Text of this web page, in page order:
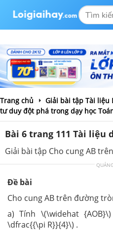
Trang chủ
Giải bài tập Tài liệu
tư duy đột phá trong dạy học
Bài 6 trang 111 Tài liệu
Giải bài tập Cho cung AB
Đề bài
Cho cung AB trên đường
a) Tính \(\widehat
\dfrac{{\pi R}}{4}\) .